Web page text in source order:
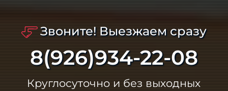
Звоните! Выезжаем сразу
8(926)934-22-08
Круглосуточно и без выходных